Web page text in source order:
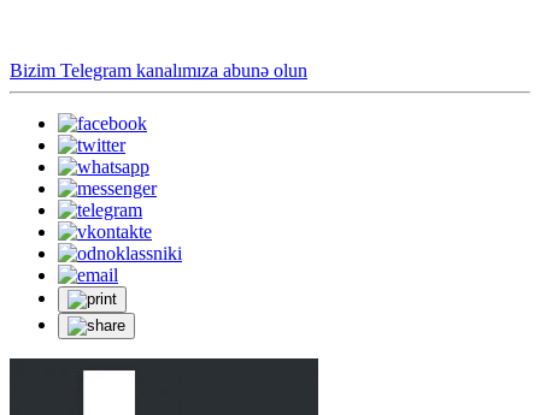
Bizim Telegram kanalımıza abunə olun